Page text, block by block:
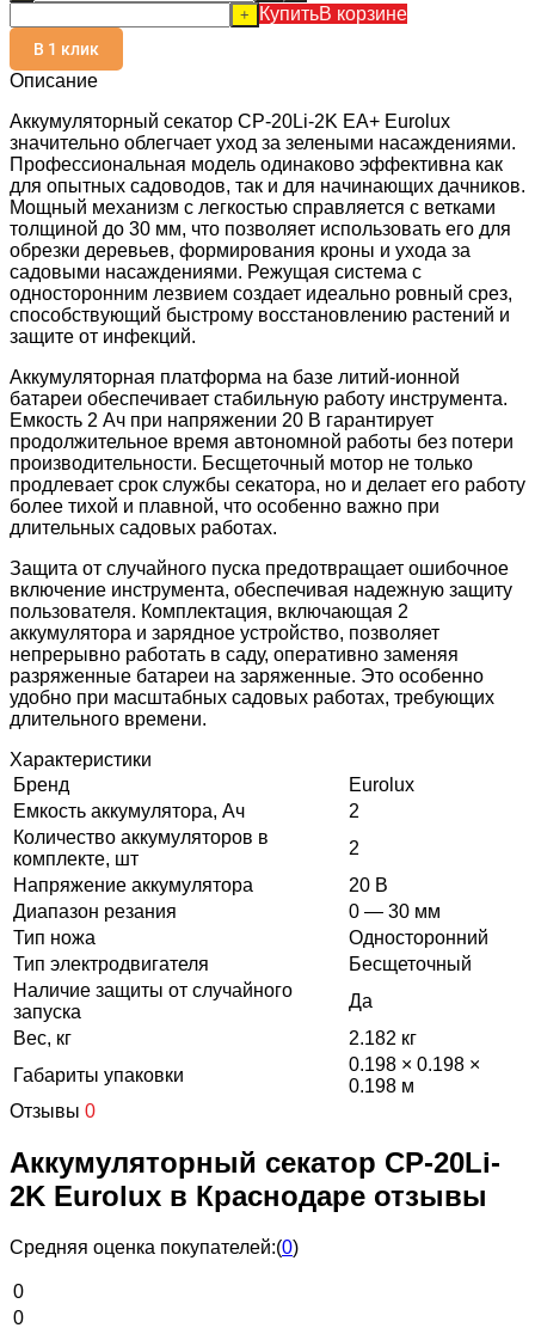
+
КупитьВ корзине
В 1 клик
Описание
Аккумуляторный секатор CP-20Li-2K EA+ Eurolux
значительно облегчает уход за зелеными насаждениями.
Профессиональная модель одинаково эффективна как
для опытных садоводов, так и для начинающих дачников.
Мощный механизм с легкостью справляется с ветками
толщиной до 30 мм, что позволяет использовать его для
обрезки деревьев, формирования кроны и ухода за
садовыми насаждениями. Режущая система с
односторонним лезвием создает идеально ровный срез,
способствующий быстрому восстановлению растений и
защите от инфекций.
Аккумуляторная платформа на базе литий-ионной
батареи обеспечивает стабильную работу инструмента.
Емкость 2 Ач при напряжении 20 В гарантирует
продолжительное время автономной работы без потери
производительности. Бесщеточный мотор не только
продлевает срок службы секатора, но и делает его работу
более тихой и плавной, что особенно важно при
длительных садовых работах.
Защита от случайного пуска предотвращает ошибочное
включение инструмента, обеспечивая надежную защиту
пользователя. Комплектация, включающая 2
аккумулятора и зарядное устройство, позволяет
непрерывно работать в саду, оперативно заменяя
разряженные батареи на заряженные. Это особенно
удобно при масштабных садовых работах, требующих
длительного времени.
Характеристики
Бренд
Eurolux
Емкость аккумулятора, Ач
2
Количество аккумуляторов в
комплекте, шт
2
Напряжение аккумулятора
20 В
Диапазон резания
0 — 30 мм
Тип ножа
Односторонний
Тип электродвигателя
Бесщеточный
Наличие защиты от случайного
запуска
Да
Вес, кг
2.182 кг
Габариты упаковки
0.198 × 0.198 ×
0.198 м
Отзывы 0
Аккумуляторный секатор CP-20Li-
2K Eurolux в Краснодаре отзывы
Средняя оценка покупателей:(0)
0
0